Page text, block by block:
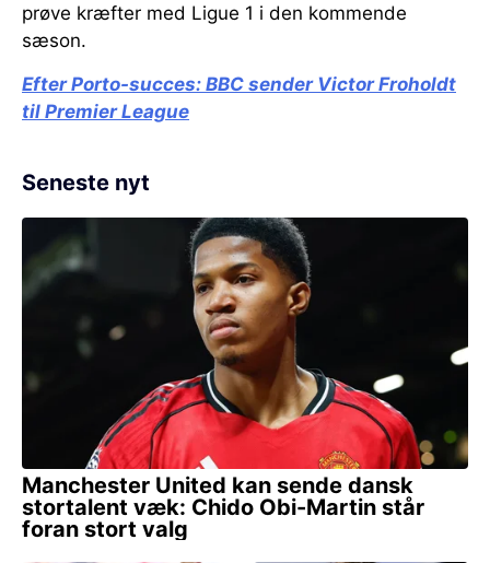
prøve kræfter med Ligue 1 i den kommende
sæson.
Efter Porto-succes: BBC sender Victor Froholdt
til Premier League
Seneste nyt